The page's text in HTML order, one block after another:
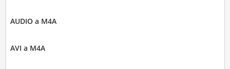
AUDIO a M4A
AVI a M4A